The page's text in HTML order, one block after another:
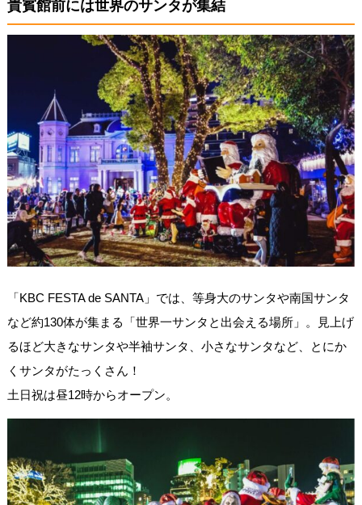
貴賓館前には世界のサンタが集結
「KBC FESTA de SANTA」では、等身大のサンタや南国サンタ
など約130体が集まる「世界一サンタと出会える場所」。見上げ
るほど大きなサンタや半袖サンタ、小さなサンタなど、とにか
くサンタがたっくさん！
土日祝は昼12時からオープン。